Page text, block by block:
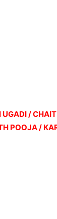
/
POOJA /